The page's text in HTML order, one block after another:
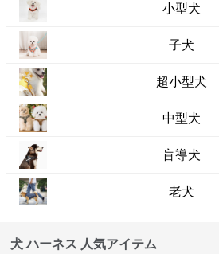
小型犬
子犬
超小型犬
中型犬
盲導犬
老犬
犬 ハーネス 人気アイテム